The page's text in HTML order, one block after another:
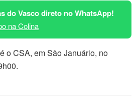
do Vasco direto no WhatsApp!
na Colina
o CSA, em São Januário, no